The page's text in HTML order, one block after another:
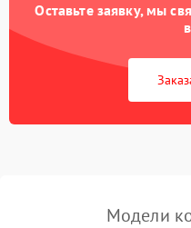
Оставьте заявку, мы
Модели